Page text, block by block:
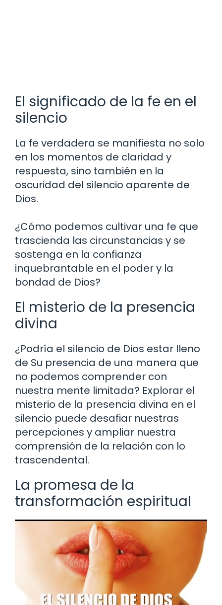
El significado de la fe en el
silencio
La fe verdadera se manifiesta no solo
en los momentos de claridad y
respuesta, sino también en la
oscuridad del silencio aparente de
Dios.
¿Cómo podemos cultivar una fe que
trascienda las circunstancias y se
sostenga en la confianza
inquebrantable en el poder y la
bondad de Dios?
El misterio de la presencia
divina
¿Podría el silencio de Dios estar lleno
de Su presencia de una manera que
no podemos comprender con
nuestra mente limitada? Explorar el
misterio de la presencia divina en el
silencio puede desafiar nuestras
percepciones y ampliar nuestra
comprensión de la relación con lo
trascendental.
La promesa de la
transformación espiritual